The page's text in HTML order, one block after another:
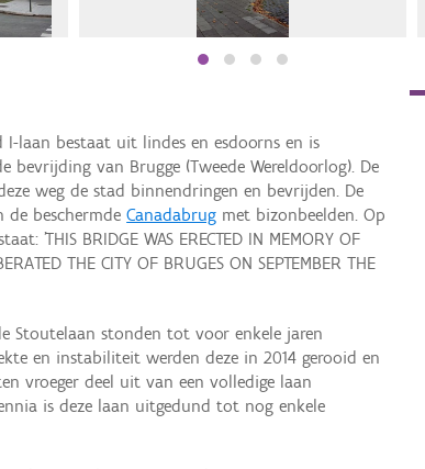
laan bestaat uit lindes en esdoorns en is
bevrijding van Brugge (Tweede Wereldoorlog). De
weg de stad binnendringen en bevrijden. De
de beschermdeCanadabrug met bizonbeelden. Op
'THIS BRIDGE WAS ERECTED IN MEMORY OF
THE CITY OF BRUGES ON SEPTEMBER THE
Stoutelaan stonden tot voor enkele jaren
en instabiliteit werden deze in 2014 gerooid en
vroeger deel uit van een volledige laan
is deze laan uitgedund tot nog enkele